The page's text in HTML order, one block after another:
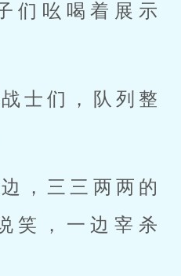
们吆喝着展示
士们，队列整
，三三两两的
笑，一边宰杀